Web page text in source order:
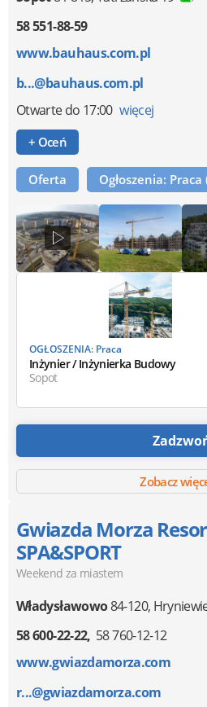
58 551-88-59
www.bauhaus.com.pl
b...@bauhaus.com.pl
Otwartedo 17:00 więcej
+ Oceń
Oferta Ogłoszenia: Praca
OGŁOSZENIA: Praca
Inżynier / Inżynierka Budowy
Sopot
Zobacz
Gwiazda Morza
SPA&SPORT
Weekend za miastem
Władysławowo84-120,
58 600-22-22 58 760-12-12
www.gwiazdamorza.com
r...@gwiazdamorza.com